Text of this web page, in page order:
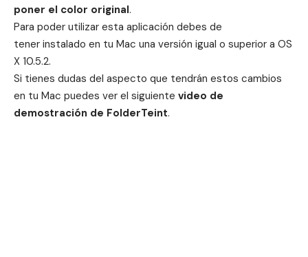
poner el color original.
Para poder utilizar esta aplicación debes de
tener instalado en tu Mac una versión igual o superior a OS
X 10.5.2.
Si tienes dudas del aspecto que tendrán estos cambios
en tu Mac puedes ver el siguiente video de
demostración de FolderTeint.